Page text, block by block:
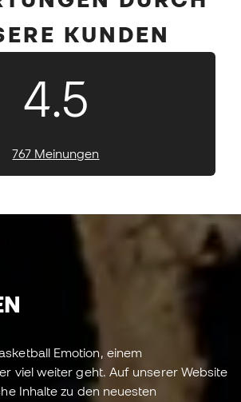
KUNDEN
4.5
767 Meinungen
Emotion, einem
viel weiter geht. Auf unserer Website
Inhalte zu den neuesten